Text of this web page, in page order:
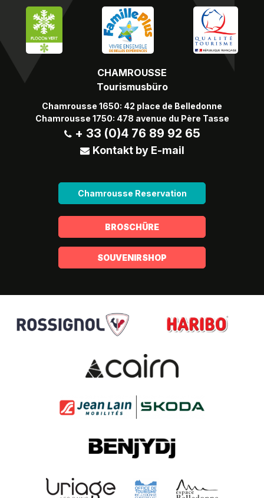
CHAMROUSSE
Tourismusbüro
Chamrousse 1650: 42 place de Belledonne
Chamrousse 1750: 478 avenue du Père Tasse
+ 33 (0)4 76 89 92 65
Kontakt by E-mail
Chamrousse Reservation
BROSCHÜRE
SOUVENIRSHOP